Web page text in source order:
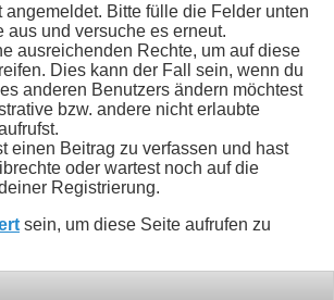
angemeldet. Bitte fülle die Felder unten
aus und versuche es erneut.
ausreichenden Rechte, um auf diese
Dies kann der Fall sein, wenn du
anderen Benutzers ändern möchtest
bzw. andere nicht erlaubte
einen Beitrag zu verfassen und hast
oder wartest noch auf die
Registrierung.
sein, um diese Seite aufrufen zu